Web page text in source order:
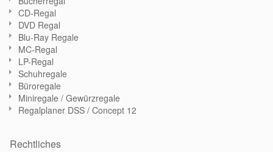
CD-Regal
DVD Regal
Blu-Ray Regale
MC-Regal
LP-Regal
Schuhregale
Büroregale
Miniregale / Gewürzregale
Regalplaner DSS / Concept 12
Rechtliches